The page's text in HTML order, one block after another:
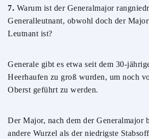
7. Warum ist der Generalmajor
Generalleutnant, obwohl doch der
Leutnant ist?
Generale gibt es etwa seit dem 30-
Heerhaufen zu groß wurden, um noch
Oberst geführt zu werden.
Der Major, nach dem der Generalmajor
andere Wurzel als der niedrigste